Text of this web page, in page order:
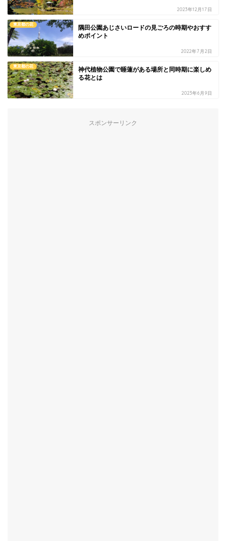
2023年12月17日
東京都の花
隅田公園あじさいロードの見ごろの時期やおすす
めポイント
2022年7月2日
東京都の花
神代植物公園で睡蓮がある場所と同時期に楽しめ
る花とは
2023年6月9日
スポンサーリンク